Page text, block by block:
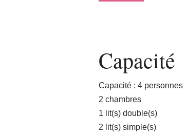
Capacité
Capacité : 4 personnes
2 chambres
1 lit(s) double(s)
2 lit(s) simple(s)